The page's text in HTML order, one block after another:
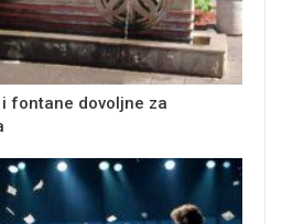
i fontane dovoljne za